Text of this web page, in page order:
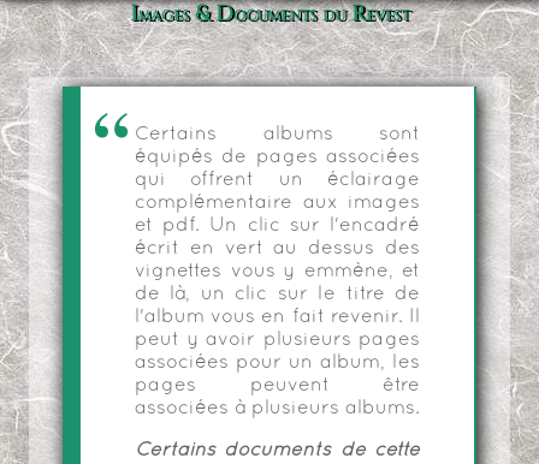
Images & Documents du Revest
Certains albums sont
équipés de pages associées
qui offrent un éclairage
complémentaire aux images
et pdf. Un clic sur l'encadré
écrit en vert au dessus des
vignettes vous y emmène, et
de là, un clic sur le titre de
l'album vous en fait revenir. Il
peut y avoir plusieurs pages
associées pour un album, les
pages peuvent être
associées à plusieurs albums.
Certains documents de cette